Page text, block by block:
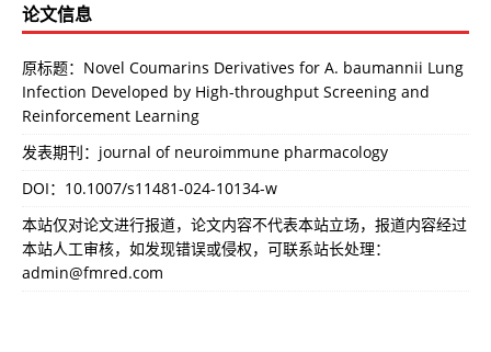
论文信息
原标题：Novel Coumarins Derivatives for A. baumannii Lung
Infection Developed by High-throughput Screening and
Reinforcement Learning
发表期刊：journal of neuroimmune pharmacology
DOI： 10.1007/s11481-024-10134-w
本站仅对论文进行报道，论文内容不代表本站立场，报道内容经过
本站人工审核，如发现错误或侵权，可联系站长处理：
admin@fmred.com